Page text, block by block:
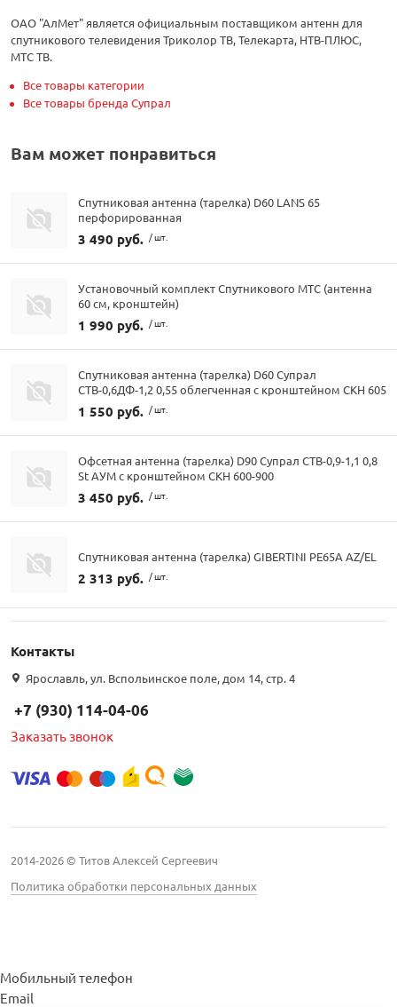
ОАО "АлМет" является официальным поставщиком антенн для
спутникового телевидения Триколор ТВ, Телекарта, НТВ-ПЛЮС,
МТС ТВ.
Все товары категории
Все товары бренда Супрал
Вам может понравиться
Спутниковая антенна (тарелка) D60 LANS 65
перфорированная
3 490 руб. / шт.
Установочный комплект Спутникового МТС (антенна
60 см, кронштейн)
1 990 руб. / шт.
Спутниковая антенна (тарелка) D60 Супрал
СТВ-0,6ДФ-1,2 0,55 облегченная с кронштейном СКН 605
1 550 руб. / шт.
Офсетная антенна (тарелка) D90 Супрал СТВ-0,9-1,1 0,8
St АУМ с кронштейном СКН 600-900
3 450 руб. / шт.
Спутниковая антенна (тарелка) GIBERTINI PE65A AZ/EL
2 313 руб. / шт.
Контакты
Ярославль, ул. Вспольинское поле, дом 14, стр. 4
+7 (930) 114-04-06
Заказать звонок
2014-2026 © Титов Алексей Сергеевич
Политика обработки персональных данных
Мобильный телефон
Email